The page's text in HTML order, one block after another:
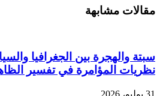
مقالات مشابهة
سبتة والهجرة بين الجغرافيا
نظريات المؤامرة في تفسير
31 يوليو، 2026